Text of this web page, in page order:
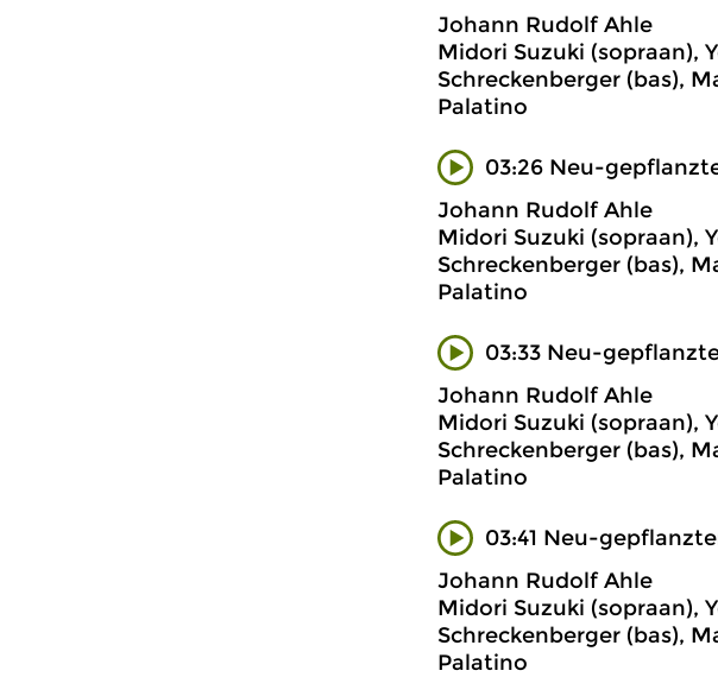
Johann Rudolf Ahle
Midori Suzuki (sopraan),
Schreckenberger (bas),
Palatino
03:26 Neu-
Johann Rudolf Ahle
Midori Suzuki (sopraan),
Schreckenberger (bas),
Palatino
03:33 Neu-
Johann Rudolf Ahle
Midori Suzuki (sopraan),
Schreckenberger (bas),
Palatino
03:41 Neu-
Johann Rudolf Ahle
Midori Suzuki (sopraan),
Schreckenberger (bas),
Palatino